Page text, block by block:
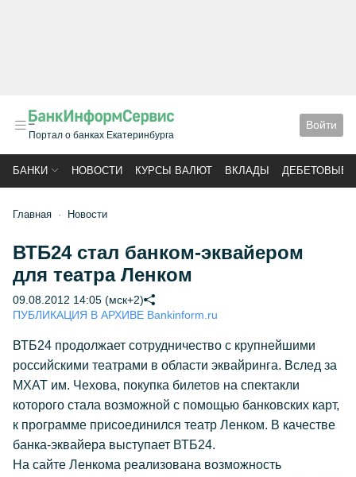
Портал о банках Екатеринбурга
Войти
БАНКИ НОВОСТИ КУРСЫ ВАЛЮТ ВКЛАДЫ ДЕБЕТОВЫЕ
Главная Новости
ВТБ24 стал банком-эквайером
для театра Ленком
09.08.2012 14:05 (мск+2)
ПУБЛИКАЦИЯ В АРХИВЕ Bankinform.ru
ВТБ24 продолжает сотрудничество с крупнейшими
российскими театрами в области эквайринга. Вслед за
МХАТ им. Чехова, покупка билетов на спектакли
которого стала возможной с помощью банковских карт,
к программе присоединился театр Ленком. В качестве
банка-эквайера выступает ВТБ24.
На сайте Ленкома реализована возможность